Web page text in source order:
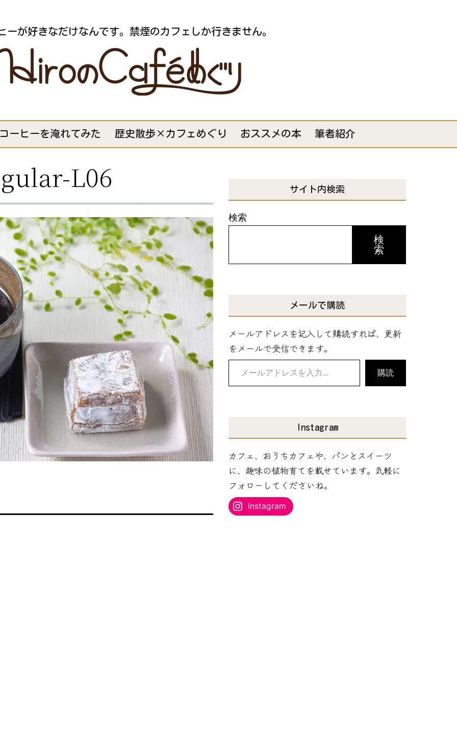
ーが好きなだけなんです。禁煙のカフェしか行きません。
ーヒーを淹れてみた 歴史散歩×カフェめぐり おススメの本 筆者紹介
L06 サイト内検索
検索
検
索
メールで購読
メールアドレスを記入して購読すれば、更新
をメールで受信できます。
ス
を
入
力...
購読
Instagram
カフェ、おうちカフェや、パンとスイーツ
に、趣味の植物育てを載せています。気軽に
フォローしてくださいね。
Instagram